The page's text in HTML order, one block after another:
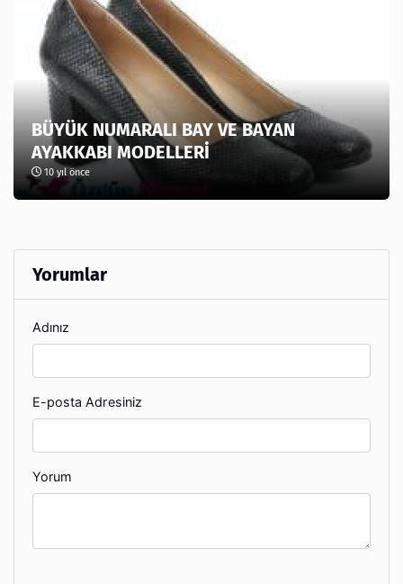
BÜYÜK NUMARALI BAY VE BAYAN
AYAKKABI MODELLERİ
10 yıl önce
Yorumlar
Adınız
E-posta Adresiniz
Yorum